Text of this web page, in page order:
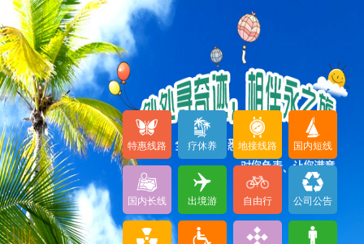
特惠线路 疗休养 地接线路 国内短线
国内长线 出境游 自由行 公司公告